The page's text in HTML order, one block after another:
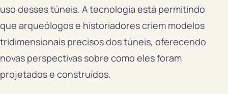
uso desses túneis. A tecnologia está permitindo
que arqueólogos e historiadores criem modelos
tridimensionais precisos dos túneis, oferecendo
novas perspectivas sobre como eles foram
projetados e construídos.